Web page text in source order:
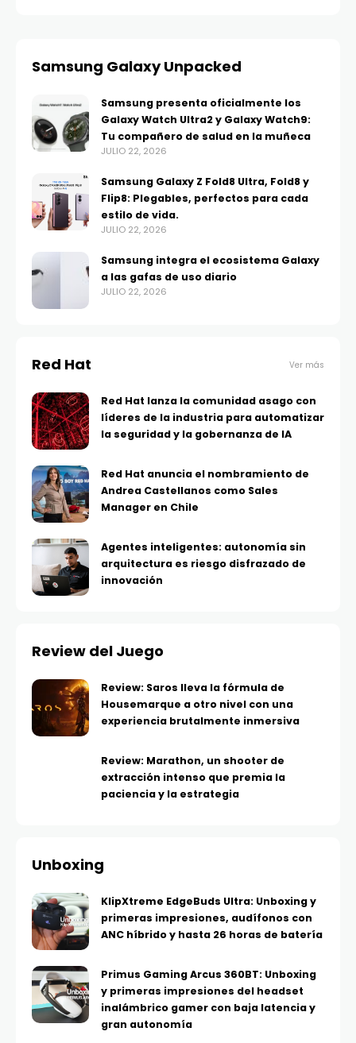
Samsung Galaxy Unpacked
Samsung presenta oficialmente los
Galaxy Watch Ultra2 y Galaxy Watch9:
Tu compañero de salud en la muñeca
JULIO 22, 2026
Samsung Galaxy Z Fold8 Ultra, Fold8 y
Flip8: Plegables, perfectos para cada
estilo de vida.
JULIO 22, 2026
Samsung integra el ecosistema Galaxy
a las gafas de uso diario
JULIO 22, 2026
Red Hat Ver más
Red Hat lanza la comunidad asago con
líderes de la industria para automatizar
la seguridad y la gobernanza de IA
Red Hat anuncia el nombramiento de
Andrea Castellanos como Sales
Manager en Chile
Agentes inteligentes: autonomía sin
arquitectura es riesgo disfrazado de
innovación
Review del Juego
Review: Saros lleva la fórmula de
Housemarque a otro nivel con una
experiencia brutalmente inmersiva
Review: Marathon, un shooter de
extracción intenso que premia la
paciencia y la estrategia
Unboxing
KlipXtreme EdgeBuds Ultra: Unboxing y
primeras impresiones, audífonos con
ANC híbrido y hasta 26 horas de batería
Primus Gaming Arcus 360BT: Unboxing
y primeras impresiones del headset
inalámbrico gamer con baja latencia y
gran autonomía